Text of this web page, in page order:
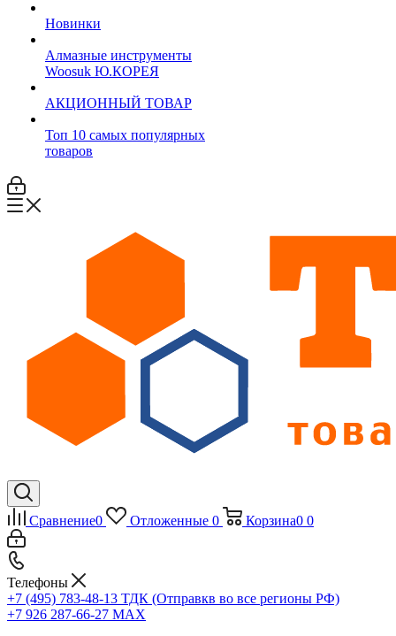
Новинки
Алмазные инструменты
Woosuk Ю.КОРЕЯ
АКЦИОННЫЙ ТОВАР
Топ 10 самых популярных
товаров
Сравнение0 Отложенные 0 Корзина0 0
Телефоны
+7 (495) 783-48-13 ТДК (Отправкв во все регионы РФ)
+7 926 287-66-27 МАХ